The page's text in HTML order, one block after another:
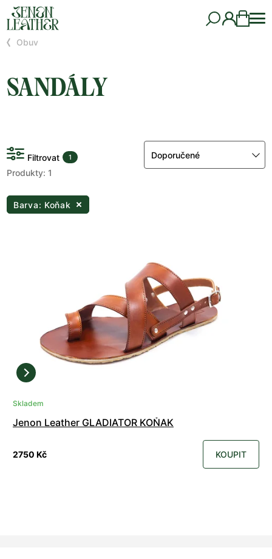
Obuv
SANDÁLY
Filtrovat 1
Produkty: 1
Doporučené
Barva: Koňak
Skladem
Jenon Leather GLADIATOR KOŇAK
2750 Kč KOUPIT